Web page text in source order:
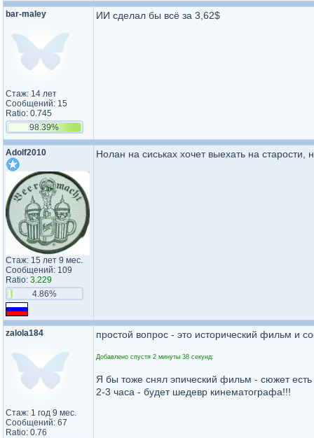
bar-maley
Стаж: 14 лет
Сообщений: 15
Ratio: 0.745
98.39%
ИИ сделал бы всё за 3,62$
Adolf2010
Стаж: 15 лет 9 мес.
Сообщений: 109
Ratio: 3.229
4.86%
Нолан на сиськах хочет выехать на старости,
zalola184
Стаж: 1 год 9 мес.
Сообщений: 67
Ratio: 0.76
простой вопрос - это исторический фильм и
Добавлено спустя 2 минуты 38 секунд:
Я бы тоже снял эпический фильм - сюжет есть
2-3 часа - будет шедевр кинематографа!!!